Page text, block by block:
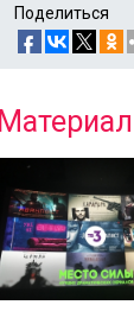
Поделиться